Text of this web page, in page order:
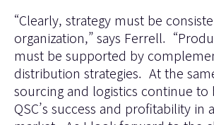
“Clearly, strategy must be
organization,” says Ferrell.
must be supported by
distribution strategies. At the
sourcing and logistics continue to
QSC’s success and profitability in